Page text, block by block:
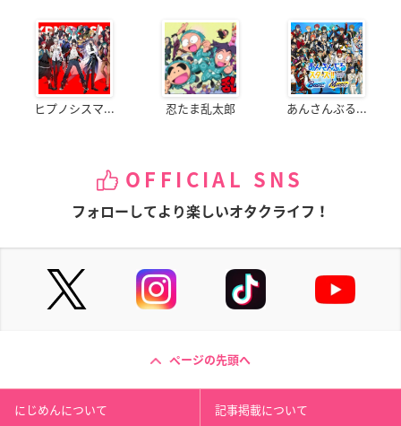
ヒプノシスマ... 忍たま乱太郎 あんさんぶる...
OFFICIAL SNS
フォローしてより楽しいオタクライフ！
ページの先頭へ
にじめんについて 記事掲載について